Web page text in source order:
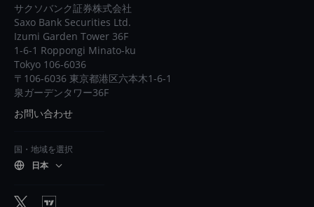
サクソバンク証券株式会社
Saxo Bank Securities Ltd.
Izumi Garden Tower 36F
1-6-1 Roppongi Minato-ku
Tokyo 106-6036
〒106-6036 東京都港区六本木1-6-1
泉ガーデンタワー36F
お問い合わせ
国・地域を選択
日本